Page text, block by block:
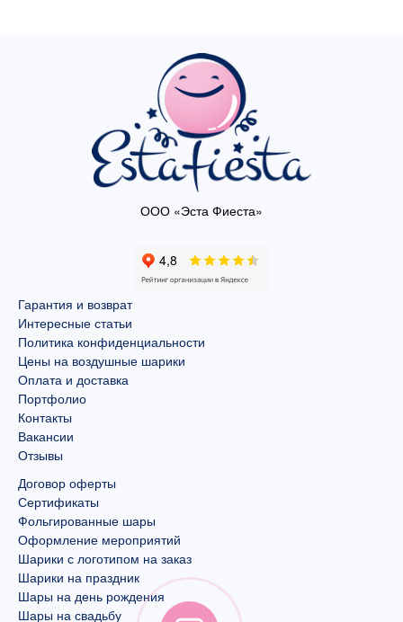
ООО «Эста Фиеста»
Гарантия и возврат
Интересные статьи
Политика конфиденциальности
Цены на воздушные шарики
Оплата и доставка
Портфолио
Контакты
Вакансии
Отзывы
Договор оферты
Сертификаты
Фольгированные шары
Оформление мероприятий
Шарики с логотипом на заказ
Шарики на праздник
Шары на день рождения
Шары на свадьбу